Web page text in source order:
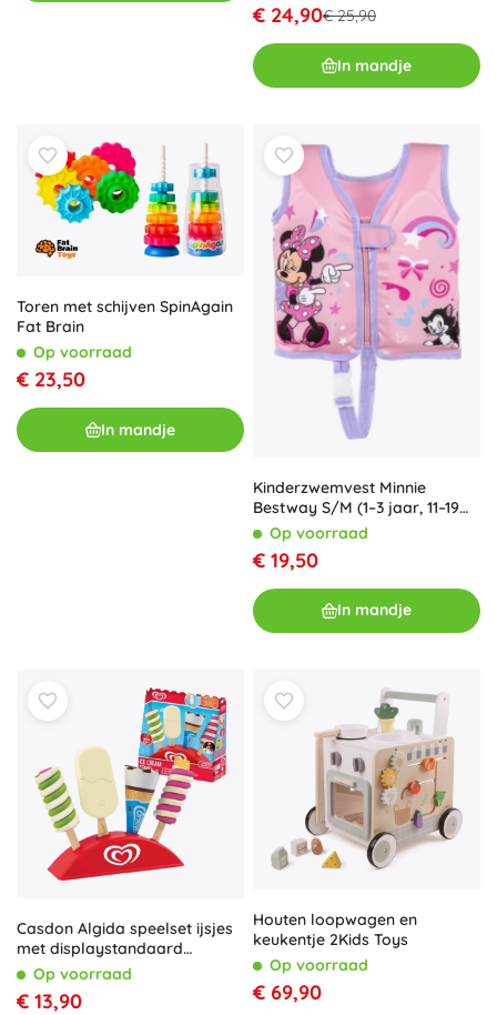
€ 24,90€ 25,90
In mandje
Toren met schijven SpinAgain
Fat Brain
Op voorraad
€ 23,50
In mandje
Kinderzwemvest Minnie
Bestway S/M (1–3 jaar, 11–19
kg)Op voorraad
€ 19,50
In mandje
Casdon Algida speelset ijsjes
met displaystandaard
(Twister, Cornetto en
Magnum)
Op voorraad
€ 13,90
Houten loopwagen en
keukentje 2Kids Toys
Op voorraad
€ 69,90